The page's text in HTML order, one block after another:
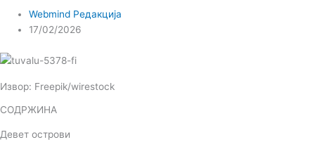
Webmind Редакција
17/02/2026
Извор: Freepik/wirestock
СОДРЖИНА
Девет острови